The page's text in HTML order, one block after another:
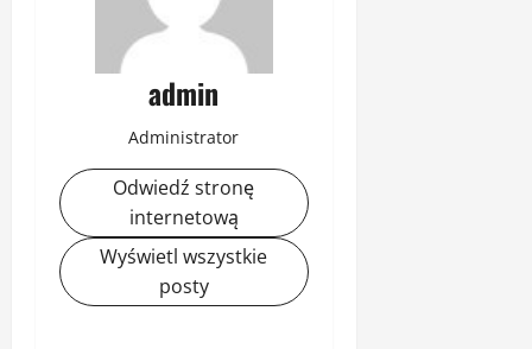
admin
Administrator
Odwiedź stronę
internetową
Wyświetl wszystkie
posty